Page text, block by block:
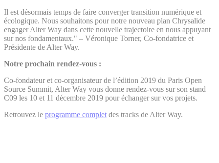
Il est désormais temps de faire converger transition numérique et
écologique. Nous souhaitons pour notre nouveau plan Chrysalide
engager Alter Way dans cette nouvelle trajectoire en nous appuyant
sur nos fondamentaux." – Véronique Torner, Co-fondatrice et
Présidente de Alter Way.
Notre prochain rendez-vous :
Co-fondateur et co-organisateur de l’édition 2019 du Paris Open
Source Summit, Alter Way vous donne rendez-vous sur son stand
C09 les 10 et 11 décembre 2019 pour échanger sur vos projets.
Retrouvez le programme complet des tracks de Alter Way.